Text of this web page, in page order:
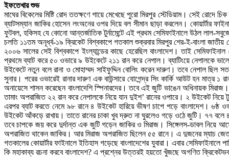
ইফতেখার শুভ
মাঘের বিকেলের মিষ্টি রোদ ততক্ষণে গায়ে মেখেছে পুরো মিরপুর স্টেডিয়াম। সেই রোদে
ব্যাটসম্যান জাকির হোসেন লংঅনের ওপর দিয়ে বল সীমান ছাড়া করলেন। কোয়ার্টার
ফুটবল, হকিসহ যে কোনো আন্তর্জাতিক টুর্নামেন্টে এই প্রথম সেমিফাইনালে উঠল লাল-
চলতি ১১তম অনূর্ধ্ব-১৯ ক্রিকেট বিশ্বকাপে গতকাল শুক্রবার মিরপুর শের-ই-বাংলা জাতীয়
২০০৬ সালের সেই বিশ্বকাপে ইংল্যান্ডের কাছে হেরেছিল বাংলাদেশ। তাই
প্রথমে ব্যাট করে ৫০ ওভারে ৯ উইকেটে ২১১ রান করে নেপাল। ব্যাটিংয়ে নেপালকে
উইকেটে নতুন বলে রানা ও মোহাম্মদ সাইফুদ্দিন বোলিং করেন দারুণ। তবে নেপাল ছিল
সুনার। পরের ওভারেই রানার দারুণ এক বাউন্সারে যোগেন্দ্র সিং কার্কি আউট হন
অনায়েসে শাসন করেছেন বাংলাদেশি স্পিনারদের। তবে এই জুটি ভাঙেন অধিনায়ক
তামাং অপরাজিত ২২ রান করে নেপালকে নিয়ে যান দুইশ’ রানের ওপারে। ২ উইকেট নিয়ে
এরপর ব্যাট করতে নেমে ৯৮ রানে ৪ উইকেট হারিয়ে ভীষণ চাপে পড়ে বাংলাদেশ।
উইকেট আঁকড়ে রাখায়। তাতে রানের চাকা খুব দ্রুত না ঘুরলেও গড়ে ওঠে জুটি। ৭৭ বলে
তবে চাপকে জয় করে দুর্দান্ত এক জুটি গড়েন জাকির ও মিরাজ। সিঙ্গেলস-ডাবল নিয়ে
অপরাজিত থাকেন জাকির। আর মিরাজ অপরাজিত ছিলেন ৫৫ রানে। এ দুজনের ম্যাচ
গতকালের কোয়ার্টার ফাইনালে ইতিহাস গড়েছে বাংলাদেশের যুবারা। এবার
কি মহাকাব্য রচনা করবে বাংলাদেশ? এ প্রশ্নের উত্তরই হয়তো খুঁজছে অগণিত